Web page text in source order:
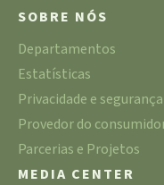
SOBRE NÓS
Departamentos
Estatísticas
Privacidade e segurança
Provedor do
Parcerias e Projetos
MEDIA CENTER